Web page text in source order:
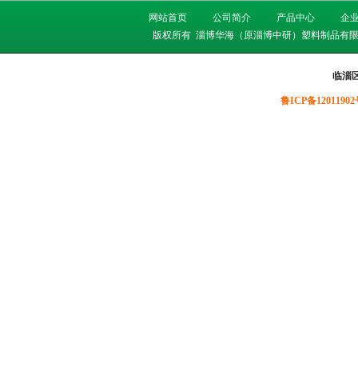
网站首页 公司简介 产品中心
企
版权所有 淄博华海（原淄博中研）塑料制品有
临淄
鲁ICP备